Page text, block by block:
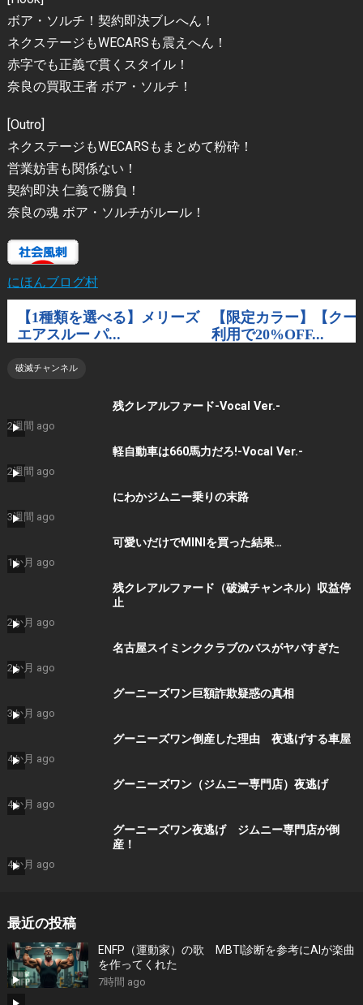
ボア・ソルチ！契約即決ブレへん！
ネクステージもWECARSも震えへん！
赤字でも正義で貫くスタイル！
奈良の買取王者 ボア・ソルチ！
[Outro]
ネクステージもWECARSもまとめて粉砕！
営業妨害も関係ない！
契約即決 仁義で勝負！
奈良の魂 ボア・ソルチがルール！
にほんブログ村
破滅チャンネル
残クレアルファード-Vocal Ver.-
2週間 ago
軽自動車は660馬力だろ!-Vocal Ver.-
2週間 ago
にわかジムニー乗りの末路
3週間 ago
可愛いだけでMINIを買った結果…
1か月 ago
残クレアルファード（破滅チャンネル）収益停
止
2か月 ago
名古屋スイミンククラブのバスがヤバすぎた
2か月 ago
グーニーズワン巨額詐欺疑惑の真相
3か月 ago
グーニーズワン倒産した理由 夜逃げする車屋
4か月 ago
グーニーズワン（ジムニー専門店）夜逃げ
4か月 ago
グーニーズワン夜逃げ ジムニー専門店が倒
産！
4か月 ago
最近の投稿
ENFP（運動家）の歌 MBTI診断を参考にAIが楽曲
を作ってくれた
7時間 ago